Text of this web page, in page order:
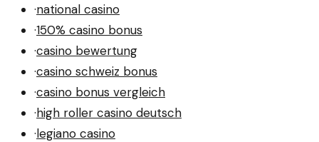
·national casino
·150% casino bonus
·casino bewertung
·casino schweiz bonus
·casino bonus vergleich
·high roller casino deutsch
·legiano casino